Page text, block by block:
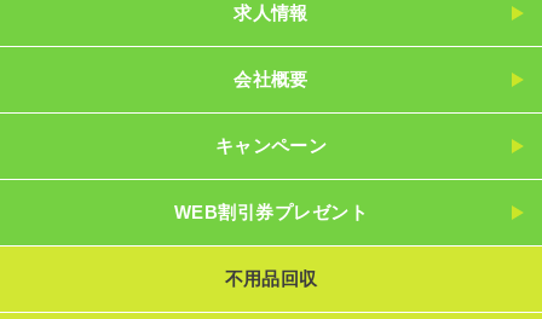
求人情報
会社概要
キャンペーン
WEB割引券プレゼント
不用品回収